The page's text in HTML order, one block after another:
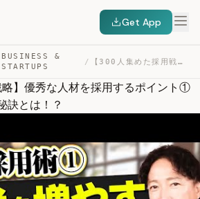
Get App
BUSINESS &
STARTUPS
/ 【300人集めた採用戦略】優秀な人材を採用するポイント①応募者を増やす5つの秘訣とは！？ — TRANSCRIPT
略】優秀な人材を採用するポイント①
訣とは！？